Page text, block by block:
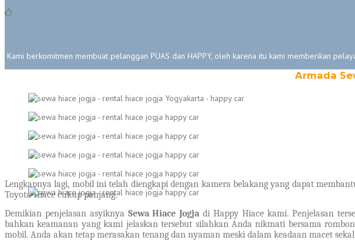
Kami berkomitmen membuat pelanggan PUAS dan HAPPY, oleh karena itu kami memberikan
Armada
Lengkapnya lagi, mobil ini telah diengkapi dengan kamera belakang yang dapat
Toyota Hiace cukup panjang.
Demikian penjelasan asyiknya Sewa Hiace Jogja di Happy Hiace kami. Penjelasan
bahkan keamanan yang kami jelaskan tersebut silahkan Anda nikmati bersama
mobil. Anda akan tetap merasakan tenang dan nyaman meski dalam keadaan macet